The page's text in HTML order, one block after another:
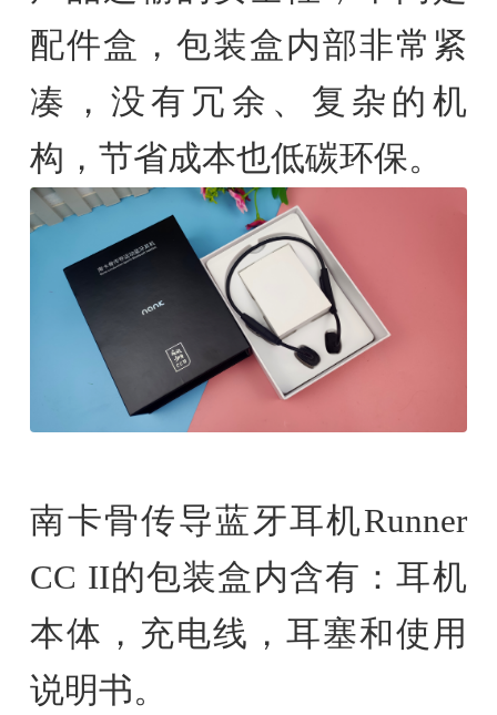
配件盒，包装盒内部非常紧
凑，没有冗余、复杂的机
构，节省成本也低碳环保。
南卡骨传导蓝牙耳机Runner
CC II的包装盒内含有：耳机
本体，充电线，耳塞和使用
说明书。